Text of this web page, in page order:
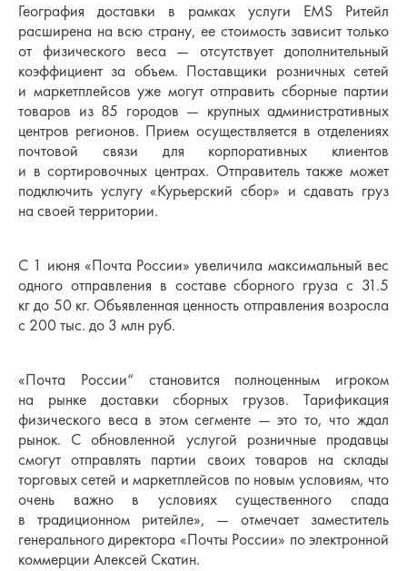
География доставки в рамках услуги EMS Ритейл
расширена на всю страну, ее стоимость зависит только
от физического веса — отсутствует дополнительный
коэффициент за объем. Поставщики розничных сетей
и маркетплейсов уже могут отправить сборные партии
товаров из 85 городов — крупных административных
центров регионов. Прием осуществляется в отделениях
почтовой связи для корпоративных клиентов
и в сортировочных центрах. Отправитель также может
подключить услугу «Курьерский сбор» и сдавать груз
на своей территории.
С 1 июня «Почта России» увеличила максимальный вес
одного отправления в составе сборного груза с 31.5
кг до 50 кг. Объявленная ценность отправления возросла
с 200 тыс. до 3 млн руб.
«Почта России“ становится полноценным игроком
на рынке доставки сборных грузов. Тарификация
физического веса в этом сегменте — это то, что ждал
рынок. С обновленной услугой розничные продавцы
смогут отправлять партии своих товаров на склады
торговых сетей и маркетплейсов по новым условиям, что
очень важно в условиях существенного спада
в традиционном ритейле», — отмечает заместитель
генерального директора «Почты России» по электронной
коммерции Алексей Скатин.